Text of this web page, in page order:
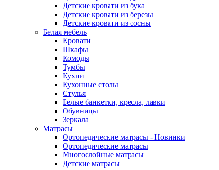
Детские кровати из бука
Детские кровати из березы
Детские кровати из сосны
Белая мебель
Кровати
Шкафы
Комоды
Тумбы
Кухни
Кухонные столы
Стулья
Белые банкетки, кресла, лавки
Обувницы
Зеркала
Матрасы
Ортопедические матрасы - Новинки
Ортопедические матрасы
Многослойные матрасы
Детские матрасы